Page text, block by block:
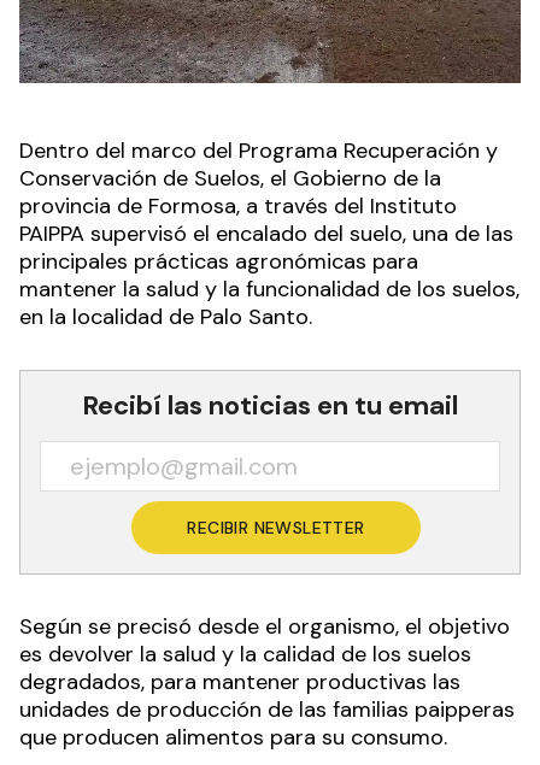
Dentro del marco del Programa Recuperación y
Conservación de Suelos, el Gobierno de la
provincia de Formosa, a través del Instituto
PAIPPA supervisó el encalado del suelo, una de las
principales prácticas agronómicas para
mantener la salud y la funcionalidad de los suelos,
en la localidad de Palo Santo.
Recibí las noticias en tu email
RECIBIR NEWSLETTER
Según se precisó desde el organismo, el objetivo
es devolver la salud y la calidad de los suelos
degradados, para mantener productivas las
unidades de producción de las familias paipperas
que producen alimentos para su consumo.